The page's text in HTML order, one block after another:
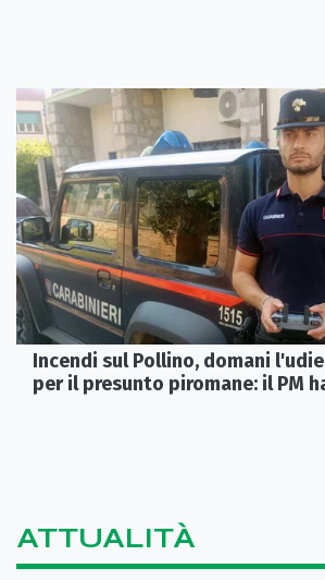
Incendi sul Pollino, domani
per il presunto piromane: il PM
ATTUALITÀ